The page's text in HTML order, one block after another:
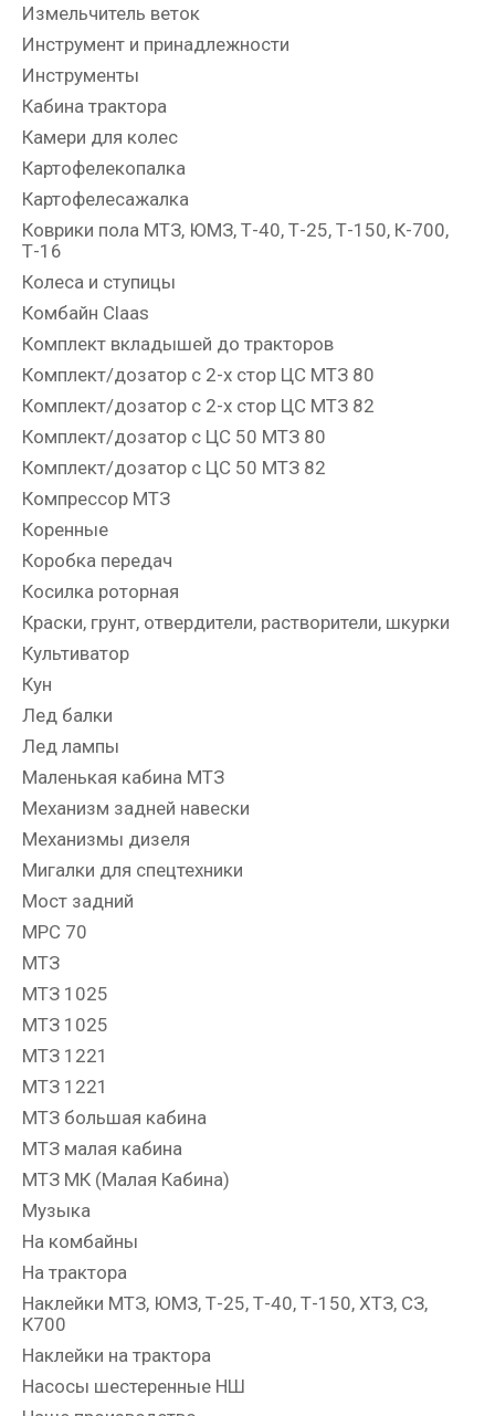
Измельчитель веток
Инструмент и принадлежности
Инструменты
Кабина трактора
Камери для колес
Картофелекопалка
Картофелесажалка
Коврики пола МТЗ, ЮМЗ, Т-40, Т-25, Т-150, К-700,
Т-16
Колеса и ступицы
Комбайн Claas
Комплект вкладышей до тракторов
Комплект/дозатор с 2-х стор ЦС МТЗ 80
Комплект/дозатор с 2-х стор ЦС МТЗ 82
Комплект/дозатор с ЦС 50 МТЗ 80
Комплект/дозатор с ЦС 50 МТЗ 82
Компрессор МТЗ
Коренные
Коробка передач
Косилка роторная
Краски, грунт, отвердители, растворители, шкурки
Культиватор
Кун
Лед балки
Лед лампы
Маленькая кабина МТЗ
Механизм задней навески
Механизмы дизеля
Мигалки для спецтехники
Мост задний
МРС 70
МТЗ
МТЗ 1025
МТЗ 1025
МТЗ 1221
МТЗ 1221
МТЗ большая кабина
МТЗ малая кабина
МТЗ МК (Малая Кабина)
Музыка
На комбайны
На трактора
Наклейки МТЗ, ЮМЗ, Т-25, Т-40, Т-150, ХТЗ, СЗ,
К700
Наклейки на трактора
Насосы шестеренные НШ